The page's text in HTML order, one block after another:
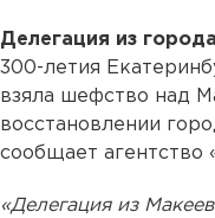
Делегация из
300-летия
взяла шефство над
восстановлении
сообщает агентство
«Делегация из